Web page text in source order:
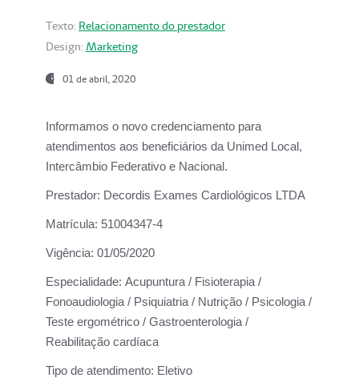
Texto: Relacionamento do prestador
Design: Marketing
01 de abril, 2020
Informamos o novo credenciamento para
atendimentos aos beneficiários da Unimed Local,
Intercâmbio Federativo e Nacional.
Prestador: Decordis Exames Cardiológicos LTDA
Matrícula: 51004347-4
Vigência: 01/05/2020
Especialidade: Acupuntura / Fisioterapia /
Fonoaudiologia / Psiquiatria / Nutrição / Psicologia /
Teste ergométrico / Gastroenterologia /
Reabilitação cardíaca
Tipo de atendimento: Eletivo